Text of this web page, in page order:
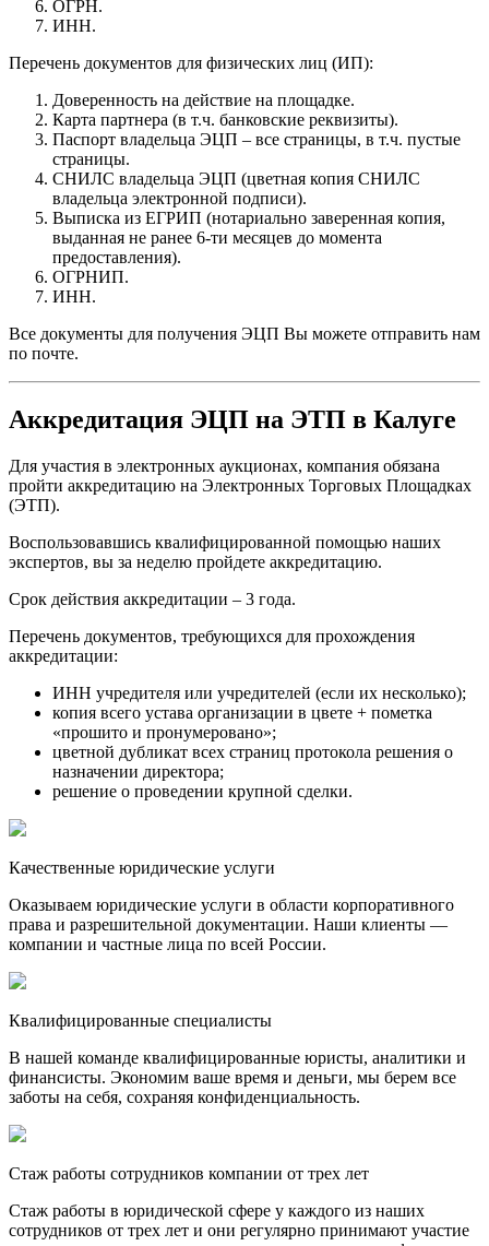
ОГРН.
ИНН.
Перечень документов для физических лиц (ИП):
Доверенность на действие на площадке.
Карта партнера (в т.ч. банковские реквизиты).
Паспорт владельца ЭЦП – все страницы, в т.ч. пустые
страницы.
СНИЛС владельца ЭЦП (цветная копия СНИЛС
владельца электронной подписи).
Выписка из ЕГРИП (нотариально заверенная копия,
выданная не ранее 6-ти месяцев до момента
предоставления).
ОГРНИП.
ИНН.
Все документы для получения ЭЦП Вы можете отправить нам
по почте.
Аккредитация ЭЦП на ЭТП в Калуге
Для участия в электронных аукционах, компания обязана
пройти аккредитацию на Электронных Торговых Площадках
(ЭТП).
Воспользовавшись квалифицированной помощью наших
экспертов, вы за неделю пройдете аккредитацию.
Срок действия аккредитации – 3 года.
Перечень документов, требующихся для прохождения
аккредитации:
ИНН учредителя или учредителей (если их несколько);
копия всего устава организации в цвете + пометка
«прошито и пронумеровано»;
цветной дубликат всех страниц протокола решения о
назначении директора;
решение о проведении крупной сделки.
Качественные юридические услуги
Оказываем юридические услуги в области корпоративного
права и разрешительной документации. Наши клиенты —
компании и частные лица по всей России.
Квалифицированные специалисты
В нашей команде квалифицированные юристы, аналитики и
финансисты. Экономим ваше время и деньги, мы берем все
заботы на себя, сохраняя конфиденциальность.
Стаж работы сотрудников компании от трех лет
Стаж работы в юридической сфере у каждого из наших
сотрудников от трех лет и они регулярно принимают участие